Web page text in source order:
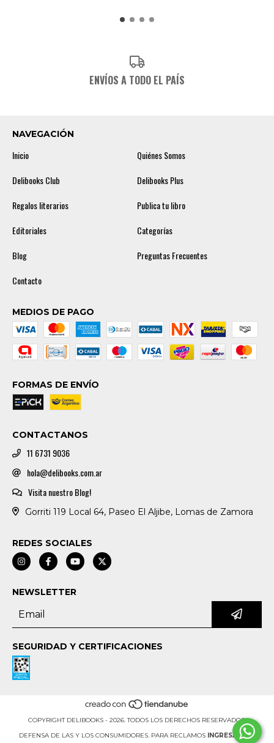
ENVÍOS A TODO EL PAÍS
NAVEGACIÓN
Inicio
Quiénes Somos
Delibooks Club
Delibooks Plus
Regalos literarios
Publica tu libro
Editoriales
Categorías
Blog
Preguntas Frecuentes
Contacto
MEDIOS DE PAGO
FORMAS DE ENVÍO
CONTACTANOS
11 6731 9036
hola@delibooks.com.ar
Visita nuestro Blog!
Gorriti 119 Local 64, Paseo El Aljibe, Lomas de Zamora
REDES SOCIALES
NEWSLETTER
SEGURIDAD Y CERTIFICACIONES
COPYRIGHT DELIBOOKS - 2026. TODOS LOS DERECHOS RESERVADOS.
DEFENSA DE LAS Y LOS CONSUMIDORES. PARA RECLAMOS
INGRESÁ ACÁ.